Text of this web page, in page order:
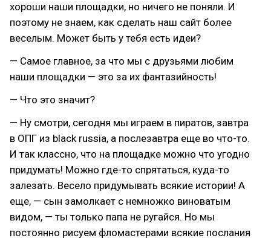
хороши наши площадки, но ничего не поняли. И
поэтому не знаем, как сделать наш сайт более
веселым. Может быть у тебя есть идеи?
— Самое главное, за что мы с друзьями любим
наши площадки — это за их фантазийность!
— Что это значит?
— Ну смотри, сегодня мы играем в пиратов, завтра
в ОПГ из black russia, а послезавтра еще во что-то.
И так классно, что на площадке можно что угодно
придумать! Можно где-то спрятаться, куда-то
залезать. Весело придумывать всякие истории! А
еще, — сын замолкает с немножко виноватым
видом, — ты только папа не ругайся. Но мы
постоянно рисуем фломастерами всякие послания